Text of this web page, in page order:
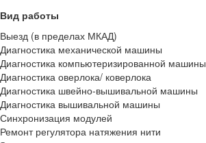
Вид работы
Выезд (в пределах МКАД)
Диагностика механической машины
Диагностика компьютеризированной машины
Диагностика оверлока/ коверлока
Диагностика швейно-вышивальной машины
Диагностика вышивальной машины
Синхронизация модулей
Ремонт регулятора натяжения нити